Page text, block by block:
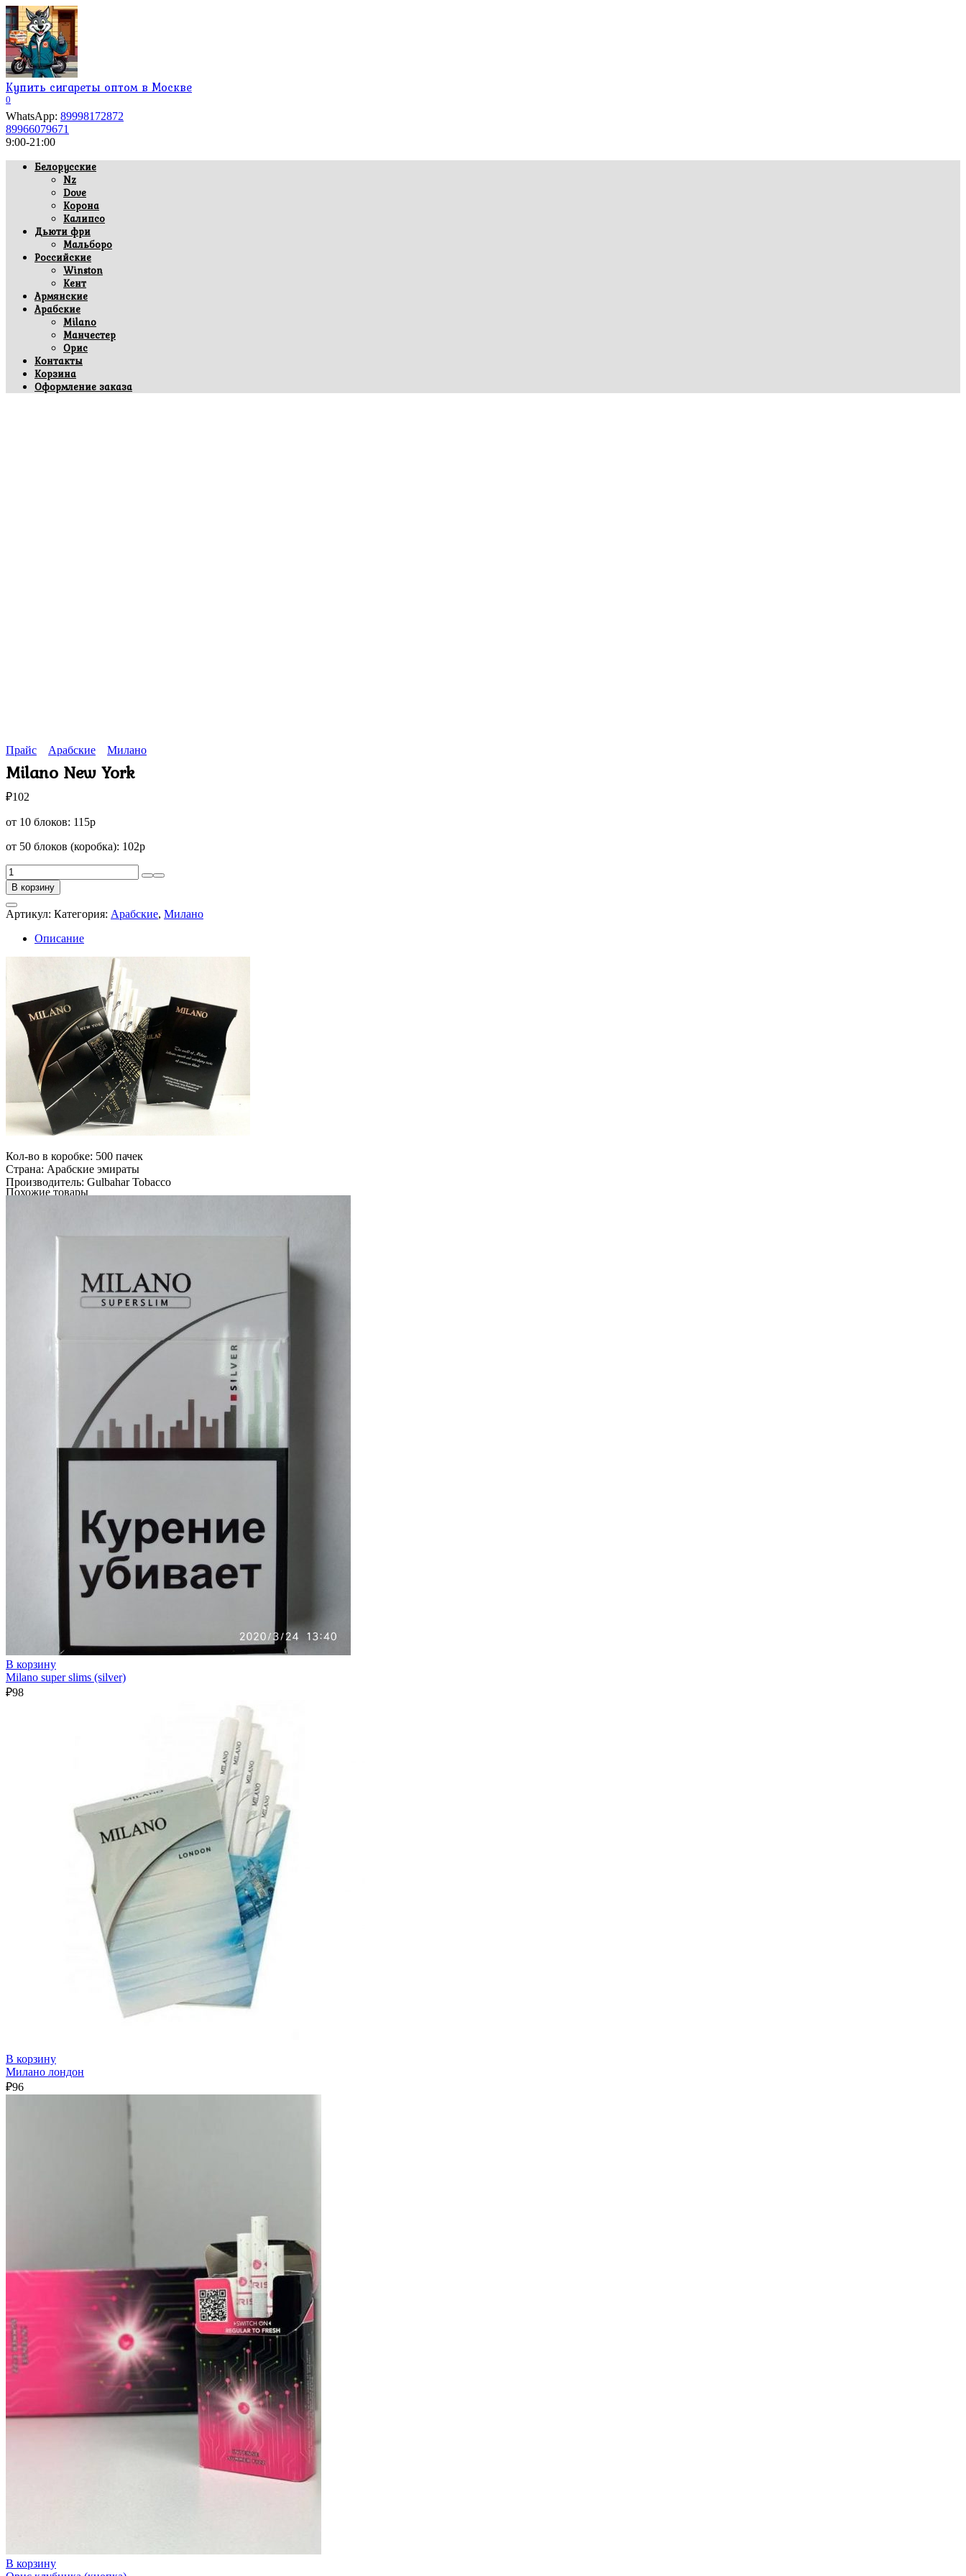
Перейти
к
содержанию
Купить сигареты оптом в Москве
0
WhatsApp: 89998172872
89966079671
9:00-21:00
Белорусские
Nz
Dove
Корона
Калипсо
Дьюти фри
Мальборо
Российские
Winston
Кент
Армянские
Арабские
Milano
Манчестер
Орис
Контакты
Корзина
Оформление заказа
Прайс Арабские Милано
Milano New York
₽102
от 10 блоков: 115р
от 50 блоков (коробка): 102р
Количество
товара
Milano
New
York
В корзину
Артикул: Категория: Арабские, Милано
Описание
Кол-во в коробке: 500 пачек
Страна: Арабские эмираты
Производитель: Gulbahar Tobacco
Похожие товары
В корзину
Milano super slims (silver)
₽98
В корзину
Милано лондон
₽96
В корзину